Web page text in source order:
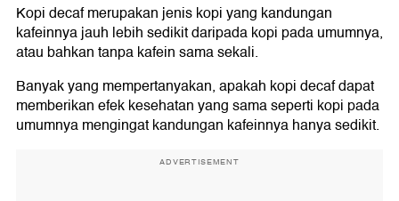
Kopi decaf merupakan jenis kopi yang kandungan
kafeinnya jauh lebih sedikit daripada kopi pada umumnya,
atau bahkan tanpa kafein sama sekali.
Banyak yang mempertanyakan, apakah kopi decaf dapat
memberikan efek kesehatan yang sama seperti kopi pada
umumnya mengingat kandungan kafeinnya hanya sedikit.
ADVERTISEMENT